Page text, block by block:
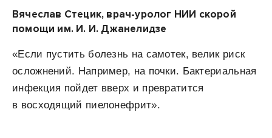
Вячеслав Стецик, врач-уролог НИИ скорой
помощи им. И. И. Джанелидзе
«Если пустить болезнь на самотек, велик риск
осложнений. Например, на почки. Бактериальная
инфекция пойдет вверх и превратится
в восходящий пиелонефрит».